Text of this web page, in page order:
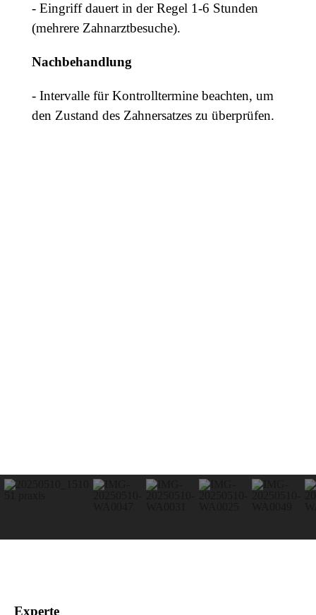
- Eingriff dauert in der Regel 1-6 Stunden
(mehrere Zahnarztbesuche).
Nachbehandlung
- Intervalle für Kontrolltermine beachten, um
den Zustand des Zahnersatzes zu überprüfen.
Experte